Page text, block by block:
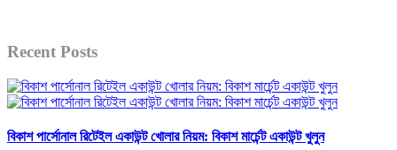
Recent Posts
বিকাশ পার্সোনাল রিটেইল একাউন্ট খোলার নিয়ম: বিকাশ মার্চেন্ট একাউন্ট খুলুন